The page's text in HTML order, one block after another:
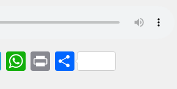
Telegram
WhatsApp
PrintShare